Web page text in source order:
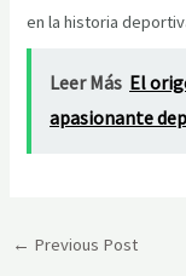
en la historia
Leer Más El
apasionante
Post
← Previous Post